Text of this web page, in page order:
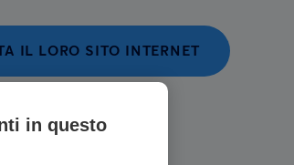
IL LORO SITO INTERNET
in questo